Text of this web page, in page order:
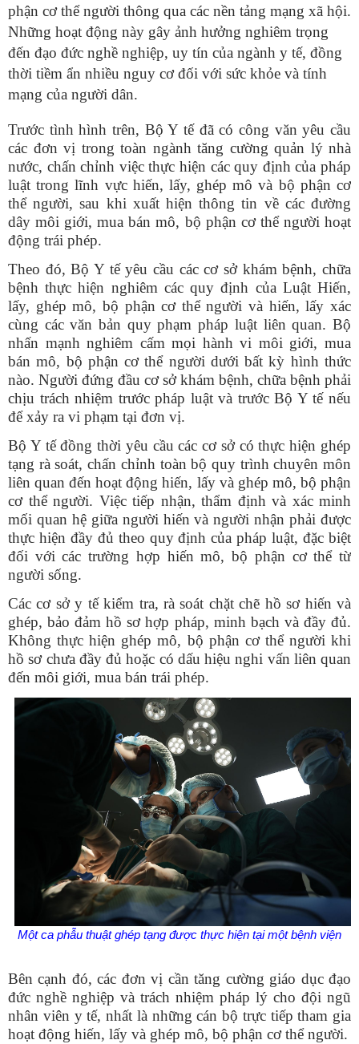
phận cơ thể người thông qua các nền tảng mạng xã hội.
Những hoạt động này gây ảnh hưởng nghiêm trọng
đến đạo đức nghề nghiệp, uy tín của ngành y tế, đồng
thời tiềm ẩn nhiều nguy cơ đối với sức khỏe và tính
mạng của người dân.
Trước tình hình trên, Bộ Y tế đã có công văn yêu cầu
các đơn vị trong toàn ngành tăng cường quản lý nhà
nước, chấn chỉnh việc thực hiện các quy định của pháp
luật trong lĩnh vực hiến, lấy, ghép mô và bộ phận cơ
thể người, sau khi xuất hiện thông tin về các đường
dây môi giới, mua bán mô, bộ phận cơ thể người hoạt
động trái phép.
Theo đó, Bộ Y tế yêu cầu các cơ sở khám bệnh, chữa
bệnh thực hiện nghiêm các quy định của Luật Hiến,
lấy, ghép mô, bộ phận cơ thể người và hiến, lấy xác
cùng các văn bản quy phạm pháp luật liên quan. Bộ
nhấn mạnh nghiêm cấm mọi hành vi môi giới, mua
bán mô, bộ phận cơ thể người dưới bất kỳ hình thức
nào. Người đứng đầu cơ sở khám bệnh, chữa bệnh phải
chịu trách nhiệm trước pháp luật và trước Bộ Y tế nếu
để xảy ra vi phạm tại đơn vị.
Bộ Y tế đồng thời yêu cầu các cơ sở có thực hiện ghép
tạng rà soát, chấn chỉnh toàn bộ quy trình chuyên môn
liên quan đến hoạt động hiến, lấy và ghép mô, bộ phận
cơ thể người. Việc tiếp nhận, thẩm định và xác minh
mối quan hệ giữa người hiến và người nhận phải được
thực hiện đầy đủ theo quy định của pháp luật, đặc biệt
đối với các trường hợp hiến mô, bộ phận cơ thể từ
người sống.
Các cơ sở y tế kiểm tra, rà soát chặt chẽ hồ sơ hiến và
ghép, bảo đảm hồ sơ hợp pháp, minh bạch và đầy đủ.
Không thực hiện ghép mô, bộ phận cơ thể người khi
hồ sơ chưa đầy đủ hoặc có dấu hiệu nghi vấn liên quan
đến môi giới, mua bán trái phép.
Một ca phẫu thuật ghép tạng được thực hiện tại một bệnh viện
Bên cạnh đó, các đơn vị cần tăng cường giáo dục đạo
đức nghề nghiệp và trách nhiệm pháp lý cho đội ngũ
nhân viên y tế, nhất là những cán bộ trực tiếp tham gia
hoạt động hiến, lấy và ghép mô, bộ phận cơ thể người.